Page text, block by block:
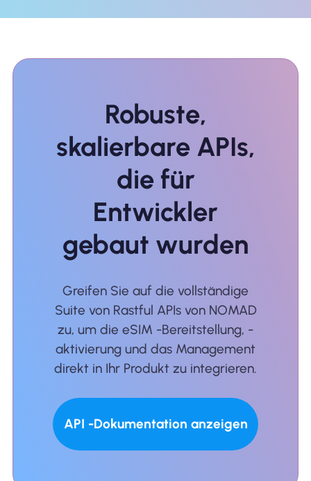
Robuste,
skalierbare APIs,
die für
Entwickler
gebaut wurden
Greifen Sie auf die vollständige
Suite von Rastful APIs von NOMAD
zu, um die eSIM -Bereitstellung, -
aktivierung und das Management
direkt in Ihr Produkt zu integrieren.
API -Dokumentation anzeigen